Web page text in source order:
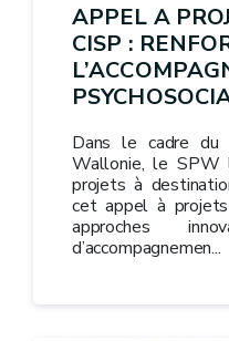
APPEL A
CISP :
Dans le cadre
Wallonie, le SPW
projets à
cet appel à
approches
d’accompagnemen...